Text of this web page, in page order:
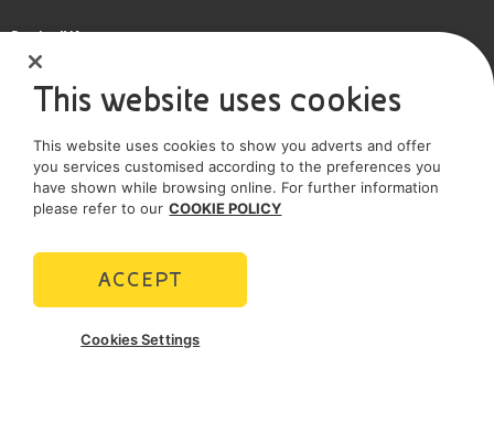
Partita IVA
IT 01768800748 - R.E.A. Milano n.1351279
Società soggetta all'attività di direzione e coordinamento dell'Eni S.p.A.
Società con unico socio
SOCIAL MEDIA
POLICIES
Termini e Condizioni
This website uses cookies
This website uses cookies to show you adverts and offer
you services customised according to the preferences you
have shown while browsing online. For further information
please refer to our COOKIE POLICY
Cookies Settings
ACCEPT